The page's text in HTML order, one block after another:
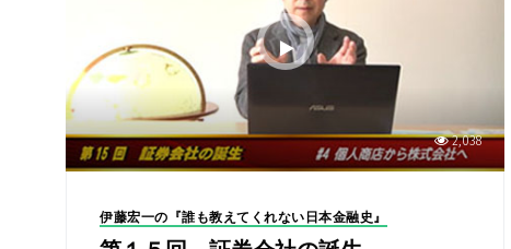
2,038
伊藤宏一の『誰も教えてくれない日本金融史』